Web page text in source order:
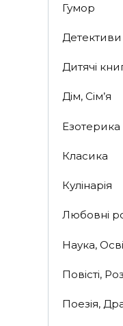
Гумор
Детективи
Дитячі
Дім, Сім’я
Езотерика
Класика
Кулінарія
Любовні
Наука,
Повісті,
Поезія,